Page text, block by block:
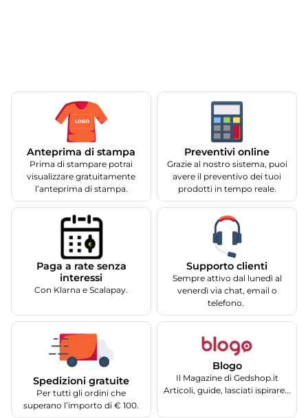
Anteprima di stampa
Prima di stampare potrai
visualizzare gratuitamente
l’anteprima di stampa.
Preventivi online
Grazie al nostro sistema, puoi
avere il preventivo dei tuoi
prodotti in tempo reale.
Paga a rate senza
interessi
Con Klarna e Scalapay.
Supporto clienti
Sempre attivo dal lunedì al
venerdì via chat, email o
telefono.
Spedizioni gratuite
Per tutti gli ordini che
superano l’importo di € 100.
Blogo
Il Magazine di Gedshop.it
Articoli, guide, lasciati ispirare...